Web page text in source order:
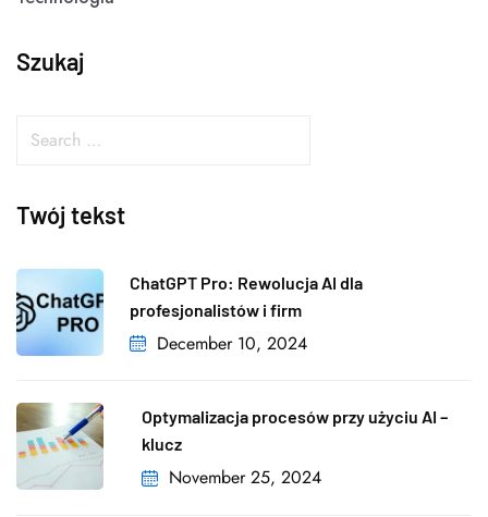
Szukaj
Twój tekst
ChatGPT Pro: Rewolucja AI dla
profesjonalistów i firm
December 10, 2024
Optymalizacja procesów przy użyciu AI –
klucz
November 25, 2024